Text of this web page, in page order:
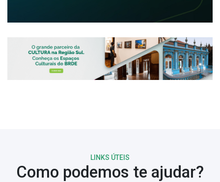
LINKS ÚTEIS
Como podemos te ajudar?